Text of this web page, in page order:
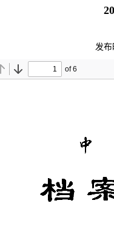
发布